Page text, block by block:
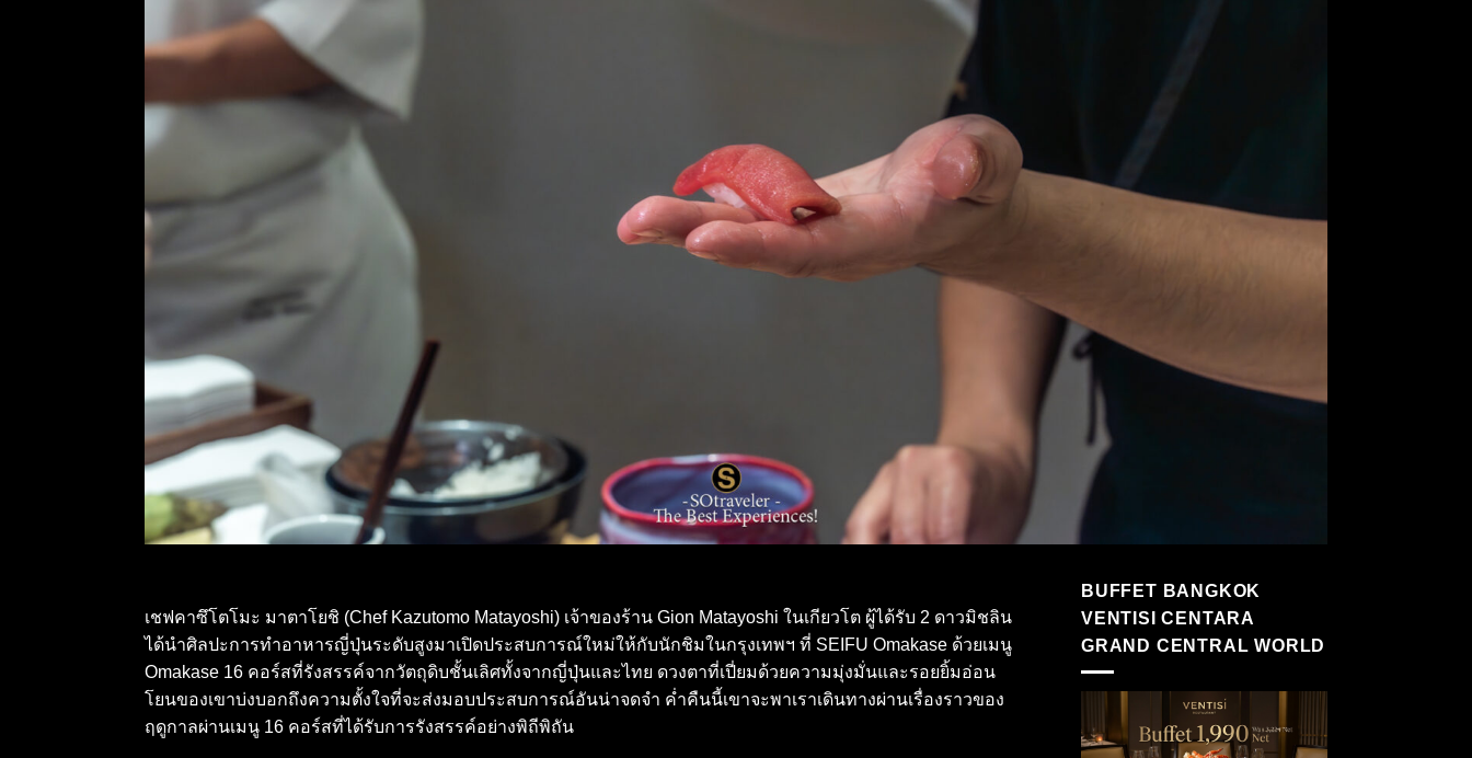
เชฟคาซึโตโมะ มาตาโยชิ (Chef Kazutomo Matayoshi) เจ้าของร้าน Gion Matayoshi ในเกียวโต ผู้ได้รับ 2 ดาวมิชลิน
ได้นำศิลปะการทำอาหารญี่ปุ่นระดับสูงมาเปิดประสบการณ์ใหม่ให้กับนักชิมในกรุงเทพฯ ที่ SEIFU Omakase ด้วยเมนู
Omakase 16 คอร์สที่รังสรรค์จากวัตถุดิบชั้นเลิศทั้งจากญี่ปุ่นและไทย ดวงตาที่เปี่ยมด้วยความมุ่งมั่นและรอยยิ้มอ่อน
โยนของเขาบ่งบอกถึงความตั้งใจที่จะส่งมอบประสบการณ์อันน่าจดจำ ค่ำคืนนี้เขาจะพาเราเดินทางผ่านเรื่องราวของ
ฤดูกาลผ่านเมนู 16 คอร์สที่ได้รับการรังสรรค์อย่างพิถีพิถัน
BUFFET BANGKOK
VENTISI CENTARA
GRAND CENTRAL WORLD